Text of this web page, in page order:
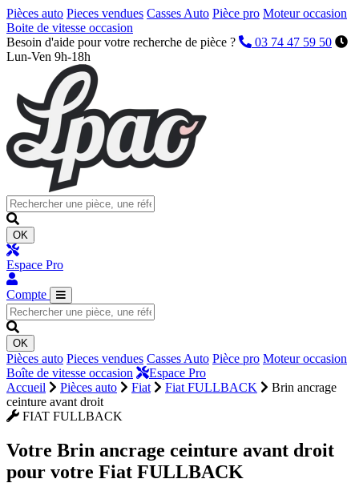
Pièces auto Pieces vendues Casses Auto Pièce pro Moteur occasion
Boite de vitesse occasion
Besoin d'aide pour votre recherche de pièce ?
03 74 47 59 50
Lun-Ven 9h-18h
OK
Espace Pro
Compte
OK
Pièces auto Pieces vendues Casses Auto Pièce pro Moteur occasion
Boîte de vitesse occasion
Espace Pro
Accueil
Pièces auto Fiat Fiat FULLBACK
Brin ancrage
ceinture avant droit
FIAT FULLBACK
Votre Brin ancrage ceinture avant droit
pour votre Fiat FULLBACK